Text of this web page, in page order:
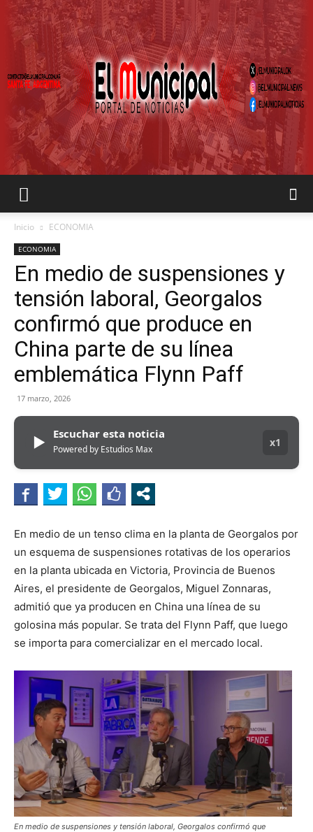
MUNICIPAL
Inicio ECONOMIA
ECONOMIA
En medio de suspensiones y
tensión laboral, Georgalos
confirmó que produce en
China parte de su línea
emblemática Flynn Paff
17 marzo, 2026
▶ Escuchar esta noticia
Powered by Estudios Max
x1
En medio de un tenso clima en la planta de Georgalos por
un esquema de suspensiones rotativas de los operarios
en la planta ubicada en Victoria, Provincia de Buenos
Aires, el presidente de Georgalos, Miguel Zonnaras,
admitió que ya producen en China una línea de su
golosina más popular. Se trata del Flynn Paff, que luego
se importa para comercializar en el mercado local.
En medio de suspensiones y tensión laboral, Georgalos confirmó que